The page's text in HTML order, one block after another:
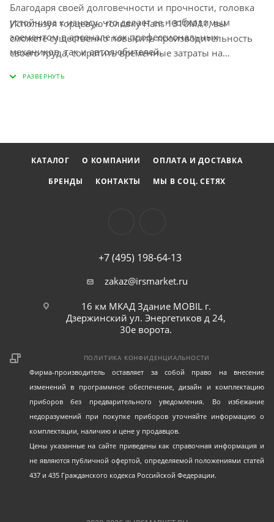
Благодаря своей долговечности и прочности, головка
устойчива к износу, что делает ее необходимым
элементом в арсенале как профессиональных
механиков, так и автолюбителей.
Используя торцевую головку Hans 1310M11, вы
сможете существенно повысить производительность
своего труда, сократить временные затраты на
выполнения задач. Удобная ручка позволяет добиться
инструмента.
КАТАЛОГ О КОМПАНИИ
ОПЛАТА И ДОСТАВКА
БРЕНДЫ
КОНТАКТЫ МЫ В СОЦ. СЕТЯХ
+7 (495) 198-64-13
zakaz@irsmarket.ru
16 км МКАД Здание MOBIL г.
Дзержинский ул. Энергетиков д 24,
30е ворота.
ПОЛИТИКА КОНФИДЕНЦИАЛЬНОСТИ
Фирма-производитель оставляет за собой право на внесение
изменений в программное обеспечение, дизайн и комплектацию
приборов без предварительного уведомления. Во избежание
недоразумений при покупке приборов уточняйте информацию о
комплектации, наличию и цене у продавцов.
Цены указанные на сайте приведены как справочная информация и
не являются публичной офертой, определяемой положениями статей
437 и 435 Гражданского кодекса Российской Федерации.